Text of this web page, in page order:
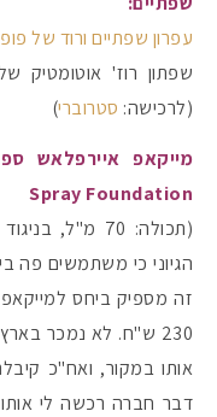
עפרון שפתיים ורוד של
(לרכישה: סטרוברי)
Spray Foundation
הגיוני כי משתמשים פה
230 ש"ח. לא נמכר בארץ, אבל אפשר
אותו במקור, ואח"כ
דבר חברה רכשה לי